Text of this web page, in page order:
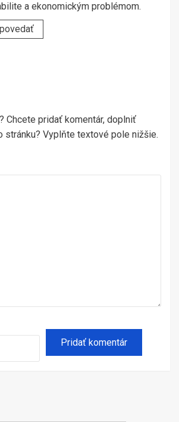
a ekonomickým problémom.
Chcete pridať komentár, doplniť
stránku? Vyplňte textové pole nižšie.